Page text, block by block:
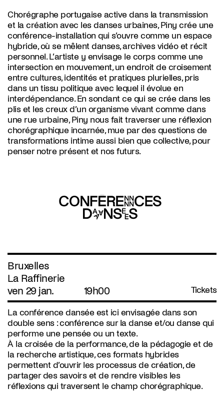
Chorégraphe portugaise active dans la transmission
et la création avec les danses urbaines, Piny crée une
conférence-installation qui s’ouvre comme un espace
hybride, où se mêlent danses, archives vidéo et récit
personnel. L’artiste y envisage le corps comme une
intersection en mouvement, un endroit de croisement
entre cultures, identités et pratiques plurielles, pris
dans un tissu politique avec lequel il évolue en
interdépendance. En sondant ce qui se crée dans les
plis et les creux d’un organisme vivant comme dans
une rue urbaine, Piny nous fait traverser une réflexion
chorégraphique incarnée, mue par des questions de
transformations intime aussi bien que collective, pour
penser notre présent et nos futurs.
Bruxelles
La Raffinerie
ven 29 jan.
19h00 Tickets
La conférence dansée est ici envisagée dans son
double sens : conférence sur la danse et/ou danse qui
performe une pensée ou un texte.
À la croisée de la performance, de la pédagogie et de
la recherche artistique, ces formats hybrides
permettent d’ouvrir les processus de création, de
partager des savoirs et de rendre visibles les
réflexions qui traversent le champ chorégraphique.